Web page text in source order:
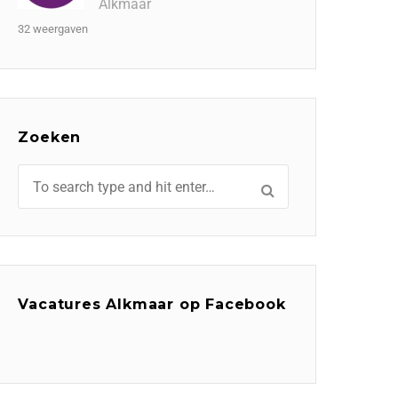
Alkmaar
32 weergaven
Zoeken
Vacatures Alkmaar op Facebook